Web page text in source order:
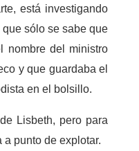
está investigando
que sólo se sabe que
nombre del ministro
y que guardaba el
en el bolsillo.
Lisbeth, pero para
punto de explotar.